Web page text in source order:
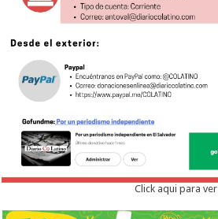
Click aqui para ver